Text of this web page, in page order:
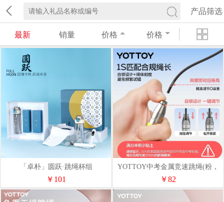
产品筛选
最新 销量 价格 价格
「卓朴」圆跃·跳绳杯组
￥101
YOTTOY中考金属竞速跳绳(粉，
绿，灰）
￥82